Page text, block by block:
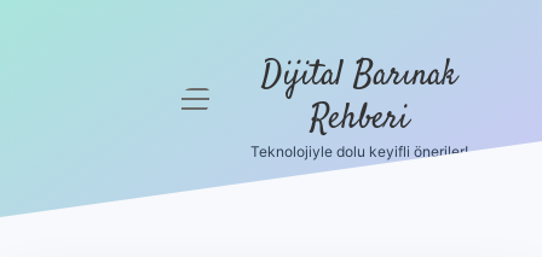
menüyü
Dijital Barınak
Rehberi
Teknolojiyle dolu keyifli öneriler!